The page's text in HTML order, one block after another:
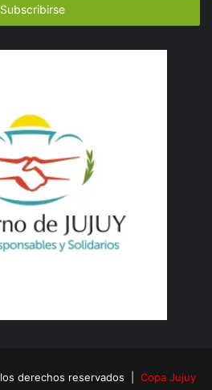
derechos reservados | Copa Jujuy